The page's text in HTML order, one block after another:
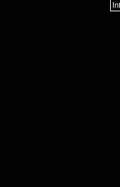
vorbehalten.